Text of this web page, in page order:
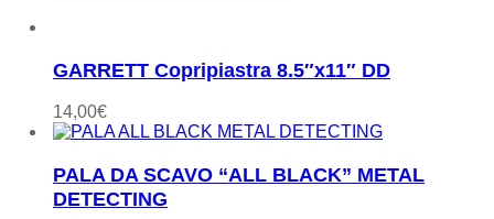
GARRETT Copripiastra 8.5″x11″ DD
14,00€
PALA DA SCAVO “ALL BLACK” METAL
DETECTING